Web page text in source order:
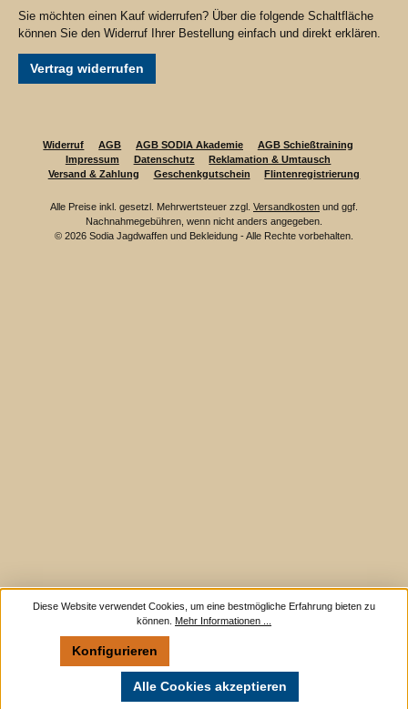
Sie möchten einen Kauf widerrufen? Über die folgende Schaltfläche
können Sie den Widerruf Ihrer Bestellung einfach und direkt erklären.
Vertrag widerrufen
Widerruf AGB AGB SODIA Akademie
AGB Schießtraining
Impressum
Datenschutz
Reklamation & Umtausch
Versand & Zahlung
Geschenkgutschein Flintenregistrierung
Alle Preise inkl. gesetzl. Mehrwertsteuer zzgl. Versandkosten und ggf.
Nachnahmegebühren, wenn nicht anders angegeben.
© 2026 Sodia Jagdwaffen und Bekleidung - Alle Rechte vorbehalten.
Diese Website verwendet Cookies, um eine bestmögliche Erfahrung bieten zu
können. Mehr Informationen ...
Konfigurieren
Alle Cookies akzeptieren